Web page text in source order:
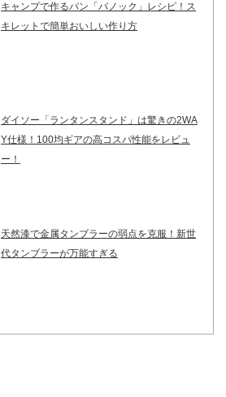
キャンプで作るパン「バノック」レシピ！ス
キレットで簡単おいしい作り方
ダイソー「ランタンスタンド」は驚きの2WA
Y仕様！100均ギアの高コスパ性能をレビュ
ー！
天然漆で金属タンブラーの弱点を克服！新世
代タンブラーが万能すぎる